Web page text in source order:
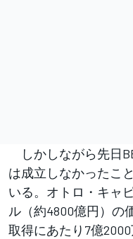
しかしながら先日
は成立しなかったこ
いる。オトロ・キャ
ル（約4800億円）の
取得にあたり7億